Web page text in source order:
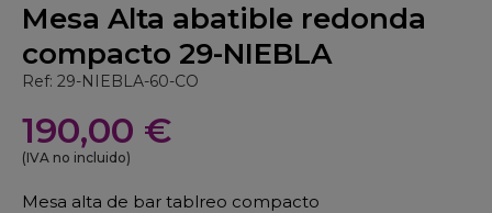
Mesa Alta abatible redonda
compacto 29-NIEBLA
Ref: 29-NIEBLA-60-CO
190,00 €
(IVA no incluido)
Mesa alta de bar tablreo compacto